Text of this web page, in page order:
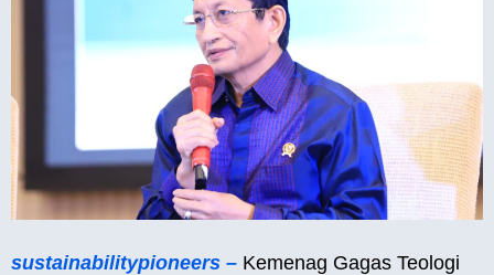
sustainabilitypioneers – Kemenag Gagas Teologi